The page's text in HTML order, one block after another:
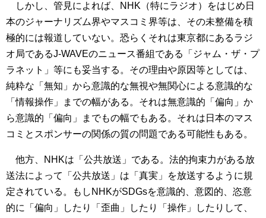
しかし、管見によれば、NHK（特にラジオ）をはじめ日
本のジャーナリズム界やマスコミ界等は、その未整備を積
極的には報道していない。恐らくそれは東京都にあるラジ
オ局であるJ-WAVEのニュース番組である「ジャム・ザ・プ
ラネット」等にも妥当する。その理由や原因等としては、
純粋な「無知」から意識的な無視や無関心による意識的な
「情報操作」までの幅がある。それは無意識的「偏向」か
ら意識的「偏向」までもの幅でもある。それは日本のマス
コミとスポンサーの関係の質の問題である可能性もある。
他方、NHKは「公共放送」である。法的拘束力がある放
送法によって「公共放送」は「真実」を放送するように規
定されている。もしNHKがSDGsを意識的、意図的、恣意
的に「偏向」したり「歪曲」したり「操作」したりして、